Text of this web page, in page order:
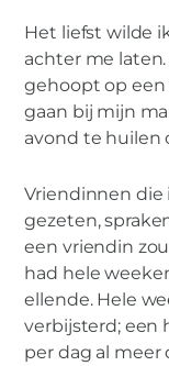
Het liefst wilde
achter me
gehoopt op
gaan bij mijn
avond te huilen
Vriendinnen
gezeten,
een vriendin
had hele
ellende. Hele
verbijsterd; een
per dag al meer